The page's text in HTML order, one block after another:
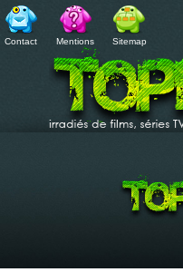
Contact Mentions Sitemap